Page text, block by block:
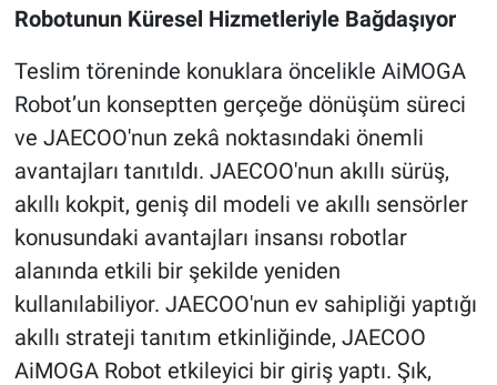
Robotunun Küresel Hizmetleriyle Bağdaşıyor
Teslim töreninde konuklara öncelikle AiMOGA
Robot’un konseptten gerçeğe dönüşüm süreci
ve JAECOO'nun zekâ noktasındaki önemli
avantajları tanıtıldı. JAECOO'nun akıllı sürüş,
akıllı kokpit, geniş dil modeli ve akıllı sensörler
konusundaki avantajları insansı robotlar
alanında etkili bir şekilde yeniden
kullanılabiliyor. JAECOO'nun ev sahipliği yaptığı
akıllı strateji tanıtım etkinliğinde, JAECOO
AiMOGA Robot etkileyici bir giriş yaptı. Şık,